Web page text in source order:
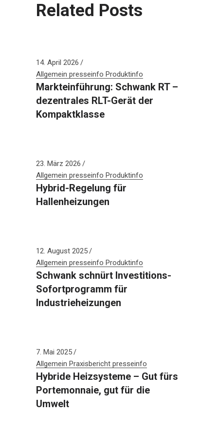
Related Posts
14. April 2026
Allgemein presseinfo Produktinfo
Markteinführung: Schwank RT –
dezentrales RLT-Gerät der
Kompaktklasse
23. März 2026
Allgemein presseinfo Produktinfo
Hybrid-Regelung für
Hallenheizungen
12. August 2025
Allgemein presseinfo Produktinfo
Schwank schnürt Investitions-
Sofortprogramm für
Industrieheizungen
7. Mai 2025
Allgemein Praxisbericht presseinfo
Hybride Heizsysteme – Gut fürs
Portemonnaie, gut für die
Umwelt